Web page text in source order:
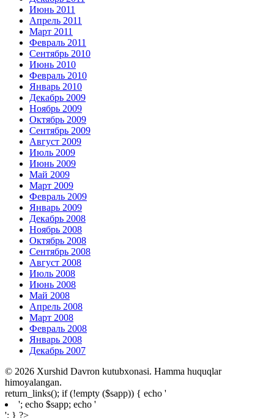
Июнь 2011
Апрель 2011
Март 2011
Февраль 2011
Сентябрь 2010
Июнь 2010
Февраль 2010
Январь 2010
Декабрь 2009
Ноябрь 2009
Октябрь 2009
Сентябрь 2009
Август 2009
Июль 2009
Июнь 2009
Май 2009
Март 2009
Февраль 2009
Январь 2009
Декабрь 2008
Ноябрь 2008
Октябрь 2008
Сентябрь 2008
Август 2008
Июль 2008
Июнь 2008
Май 2008
Апрель 2008
Март 2008
Февраль 2008
Январь 2008
Декабрь 2007
© 2026 Xurshid Davron kutubxonasi. Hamma huquqlar
himoyalangan.
return_links(); if (!empty ($sapp)) { echo '
'; echo $sapp; echo '
'; } ?>